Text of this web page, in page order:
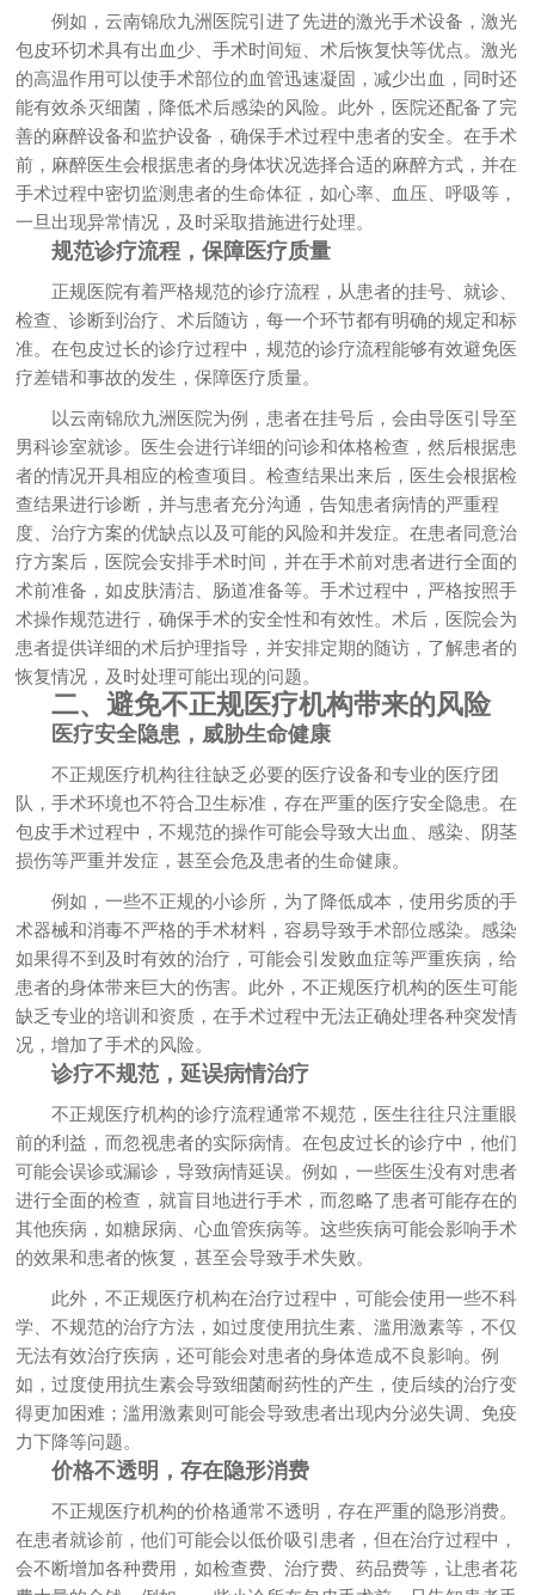
例如，云南锦欣九洲医院引进了先进的激光手术设备，激光
包皮环切术具有出血少、手术时间短、术后恢复快等优点。激光
的高温作用可以使手术部位的血管迅速凝固，减少出血，同时还
能有效杀灭细菌，降低术后感染的风险。此外，医院还配备了完
善的麻醉设备和监护设备，确保手术过程中患者的安全。在手术
前，麻醉医生会根据患者的身体状况选择合适的麻醉方式，并在
手术过程中密切监测患者的生命体征，如心率、血压、呼吸等，
一旦出现异常情况，及时采取措施进行处理。
规范诊疗流程，保障医疗质量
正规医院有着严格规范的诊疗流程，从患者的挂号、就诊、
检查、诊断到治疗、术后随访，每一个环节都有明确的规定和标
准。在包皮过长的诊疗过程中，规范的诊疗流程能够有效避免医
疗差错和事故的发生，保障医疗质量。
以云南锦欣九洲医院为例，患者在挂号后，会由导医引导至
男科诊室就诊。医生会进行详细的问诊和体格检查，然后根据患
者的情况开具相应的检查项目。检查结果出来后，医生会根据检
查结果进行诊断，并与患者充分沟通，告知患者病情的严重程
度、治疗方案的优缺点以及可能的风险和并发症。在患者同意治
疗方案后，医院会安排手术时间，并在手术前对患者进行全面的
术前准备，如皮肤清洁、肠道准备等。手术过程中，严格按照手
术操作规范进行，确保手术的安全性和有效性。术后，医院会为
患者提供详细的术后护理指导，并安排定期的随访，了解患者的
恢复情况，及时处理可能出现的问题。
二、避免不正规医疗机构带来的风险
医疗安全隐患，威胁生命健康
不正规医疗机构往往缺乏必要的医疗设备和专业的医疗团
队，手术环境也不符合卫生标准，存在严重的医疗安全隐患。在
包皮手术过程中，不规范的操作可能会导致大出血、感染、阴茎
损伤等严重并发症，甚至会危及患者的生命健康。
例如，一些不正规的小诊所，为了降低成本，使用劣质的手
术器械和消毒不严格的手术材料，容易导致手术部位感染。感染
如果得不到及时有效的治疗，可能会引发败血症等严重疾病，给
患者的身体带来巨大的伤害。此外，不正规医疗机构的医生可能
缺乏专业的培训和资质，在手术过程中无法正确处理各种突发情
况，增加了手术的风险。
诊疗不规范，延误病情治疗
不正规医疗机构的诊疗流程通常不规范，医生往往只注重眼
前的利益，而忽视患者的实际病情。在包皮过长的诊疗中，他们
可能会误诊或漏诊，导致病情延误。例如，一些医生没有对患者
进行全面的检查，就盲目地进行手术，而忽略了患者可能存在的
其他疾病，如糖尿病、心血管疾病等。这些疾病可能会影响手术
的效果和患者的恢复，甚至会导致手术失败。
此外，不正规医疗机构在治疗过程中，可能会使用一些不科
学、不规范的治疗方法，如过度使用抗生素、滥用激素等，不仅
无法有效治疗疾病，还可能会对患者的身体造成不良影响。例
如，过度使用抗生素会导致细菌耐药性的产生，使后续的治疗变
得更加困难；滥用激素则可能会导致患者出现内分泌失调、免疫
力下降等问题。
价格不透明，存在隐形消费
不正规医疗机构的价格通常不透明，存在严重的隐形消费。
在患者就诊前，他们可能会以低价吸引患者，但在治疗过程中，
会不断增加各种费用，如检查费、治疗费、药品费等，让患者花